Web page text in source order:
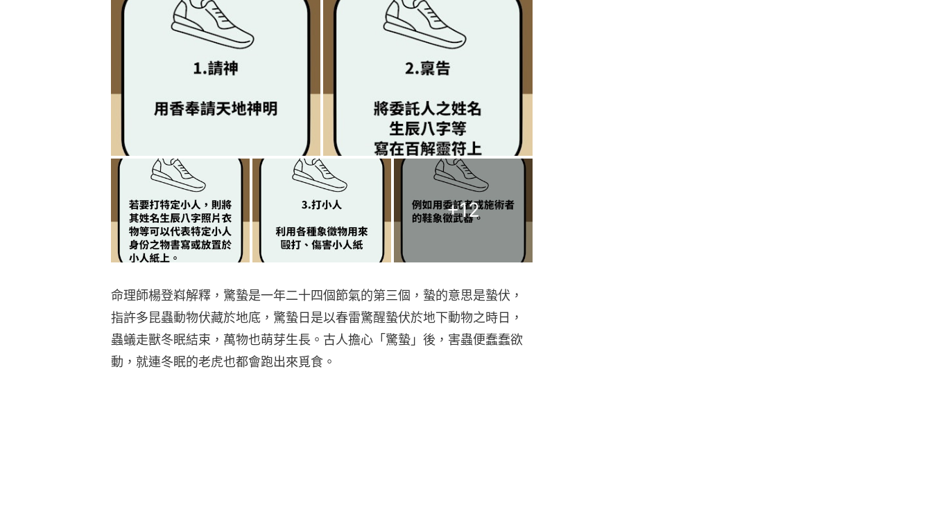
+12
命理師楊登嵙解釋，驚蟄是一年二十四個節氣的第三個，蟄的意思是蟄伏，
指許多昆蟲動物伏藏於地底，驚蟄日是以春雷驚醒蟄伏於地下動物之時日，
蟲蟻走獸冬眠結束，萬物也萌芽生長。古人擔心「驚蟄」後，害蟲便蠢蠢欲
動，就連冬眠的老虎也都會跑出來覓食。